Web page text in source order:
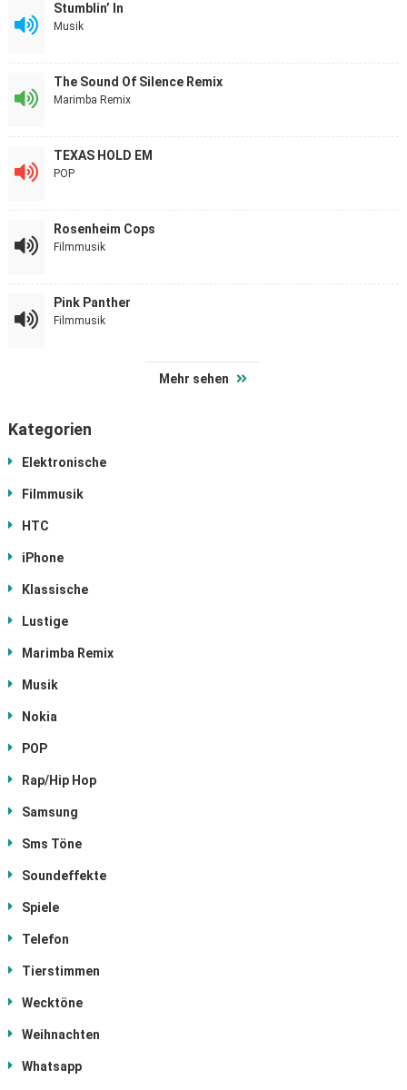
Stumblin’ In
Musik
The Sound Of Silence Remix
Marimba Remix
TEXAS HOLD EM
POP
Rosenheim Cops
Filmmusik
Pink Panther
Filmmusik
Mehr sehen
Kategorien
Elektronische
Filmmusik
HTC
iPhone
Klassische
Lustige
Marimba Remix
Musik
Nokia
POP
Rap/Hip Hop
Samsung
Sms Töne
Soundeffekte
Spiele
Telefon
Tierstimmen
Wecktöne
Weihnachten
Whatsapp